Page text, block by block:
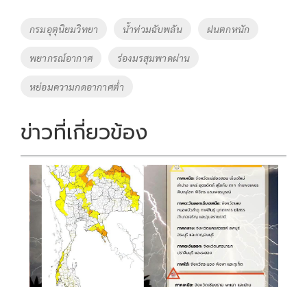
o
k
Tags
กรมอุตุนิยมวิทยา น้ำท่วมฉับพลัน ฝนตกหนัก
พยากรณ์อากาศ ร่องมรสุมพาดผ่าน
หย่อมความกดอากาศต่ำ
ข่าวที่เกี่ยวข้อง